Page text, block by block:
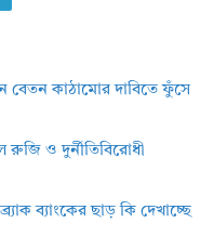
বেতন কাঠামোর দাবিতে ফুঁসে
ও দুর্নীতিবিরোধী
ব্যাংকের ছাড় কি দেখাচ্ছে